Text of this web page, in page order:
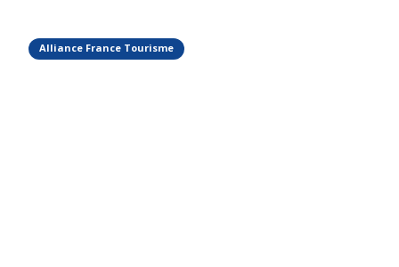
Alliance France Tourisme